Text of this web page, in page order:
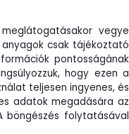
vegye
csak tájékoztató
pontosságának
hogy ezen a
teljesen ingyenes, és
adatok megadására az
böngészés folytatásával